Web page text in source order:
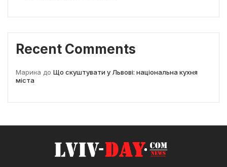
Recent Comments
Марина до Що скуштувати у Львові: національна кухня
міста